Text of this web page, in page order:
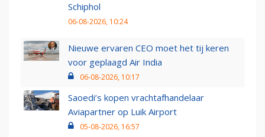
Schiphol
06-08-2026, 10:24
Nieuwe ervaren CEO moet het tij keren
voor geplaagd Air India
06-08-2026, 10:17
Saoedi’s kopen vrachtafhandelaar
Aviapartner op Luik Airport
05-08-2026, 16:57